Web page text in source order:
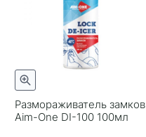
Размораживатель замков
Aim-One DI-100 100мл